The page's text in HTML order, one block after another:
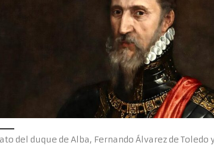
del duque de Alba, Fernando Álvarez de Toledo